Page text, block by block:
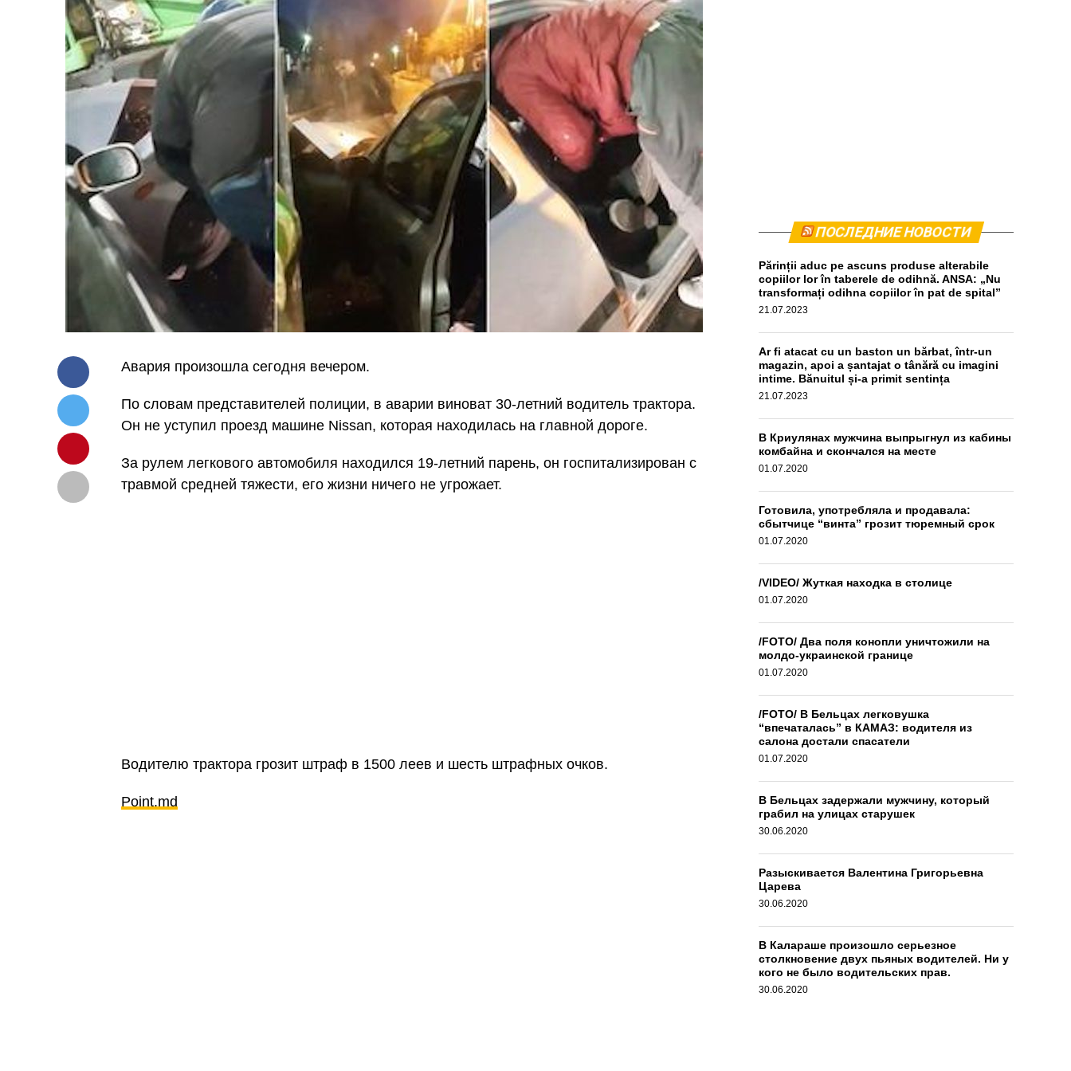
Авария произошла сегодня вечером.
По словам представителей полиции, в аварии виноват 30-летний водитель трактора.
Он не уступил проезд машине Nissan, которая находилась на главной дороге.
За рулем легкового автомобиля находился 19-летний парень, он госпитализирован с
травмой средней тяжести, его жизни ничего не угрожает.
Водителю трактора грозит штраф в 1500 леев и шесть штрафных очков.
Point.md
ПОСЛЕДНИЕ НОВОСТИ
Părinții aduc pe ascuns produse alterabile
copiilor lor în taberele de odihnă. ANSA: „Nu
transformați odihna copiilor în pat de spital”
21.07.2023
Ar fi atacat cu un baston un bărbat, într-un
magazin, apoi a șantajat o tânără cu imagini
intime. Bănuitul și-a primit sentința
21.07.2023
В Криулянах мужчина выпрыгнул из кабины
комбайна и скончался на месте
01.07.2020
Готовила, употребляла и продавала:
сбытчице “винта” грозит тюремный срок
01.07.2020
/VIDEO/ Жуткая находка в столице
01.07.2020
/FOTO/ Два поля конопли уничтожили на
молдо-украинской границе
01.07.2020
/FOTO/ В Бельцах легковушка
“впечаталась” в КАМАЗ: водителя из
салона достали спасатели
01.07.2020
В Бельцах задержали мужчину, который
грабил на улицах старушек
30.06.2020
Разыскивается Валентина Григорьевна
Царева
30.06.2020
В Калараше произошло серьезное
столкновение двух пьяных водителей. Ни у
кого не было водительских прав.
30.06.2020